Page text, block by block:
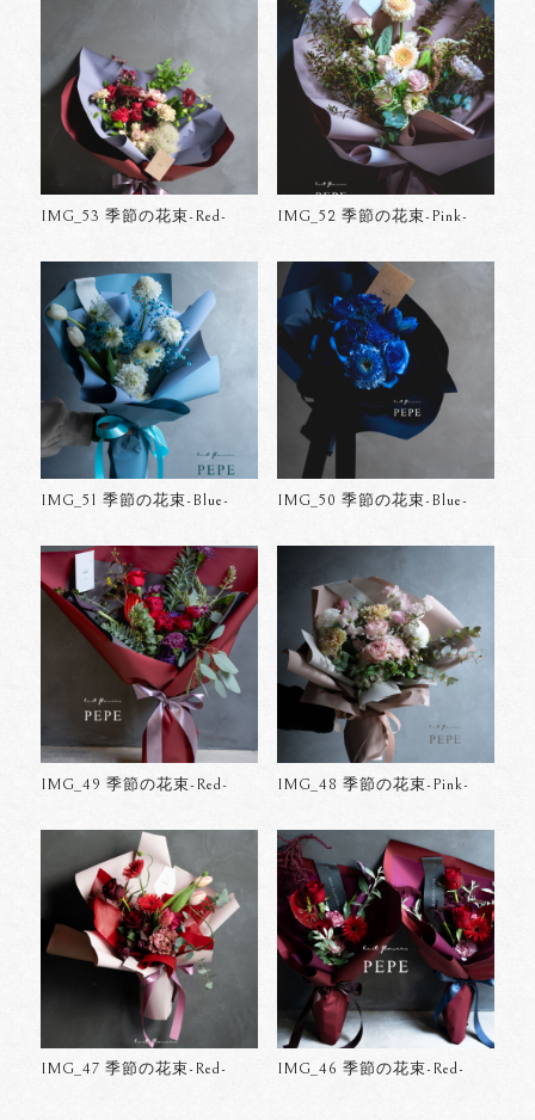
IMG_53 季節の花束-Red- IMG_52 季節の花束-Pink-
IMG_51 季節の花束-Blue- IMG_50 季節の花束-Blue-
IMG_49 季節の花束-Red- IMG_48 季節の花束-Pink-
IMG_47 季節の花束-Red- IMG_46 季節の花束-Red-